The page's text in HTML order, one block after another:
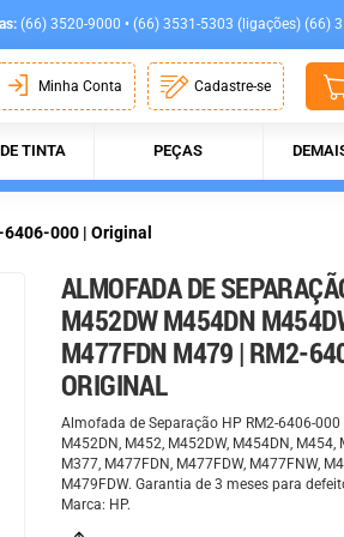
(66) 3520-9000 • (66) 3531-5303 (ligações) (66)
Minha Conta Cadastre-se
TINTA PEÇAS
000 | Original
ALMOFADA DE
M452DW M454DN
M477FDN M479 | RM2-
ORIGINAL
Almofada de Separação HP RM2-6406-
M452DN, M452, M452DW, M454DN, M454,
M377, M477FDN, M477FDW, M477FNW,
M479FDW. Garantia de 3 meses para
Marca: HP.